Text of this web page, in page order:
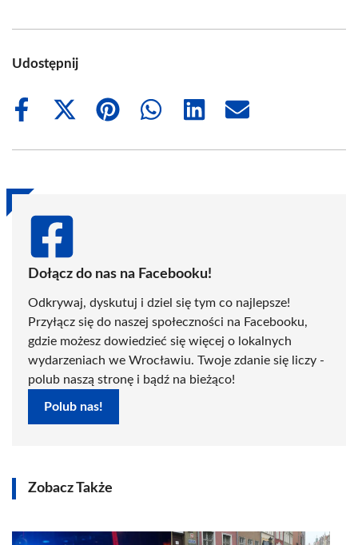
Udostępnij
Share
Share
(Twitter)
Share
Share
Share
Share
Dołącz do nas na Facebooku!
Odkrywaj, dyskutuj i dziel się tym co najlepsze!
Przyłącz się do naszej społeczności na Facebooku,
gdzie możesz dowiedzieć się więcej o lokalnych
wydarzeniach we Wrocławiu. Twoje zdanie się liczy -
polub naszą stronę i bądź na bieżąco!
Polub nas!
Zobacz Także